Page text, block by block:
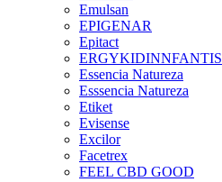
Emulsan
EPIGENAR
Epitact
ERGYKIDINNFANTIS
Essencia Natureza
Esssencia Natureza
Etiket
Evisense
Excilor
Facetrex
FEEL CBD GOOD